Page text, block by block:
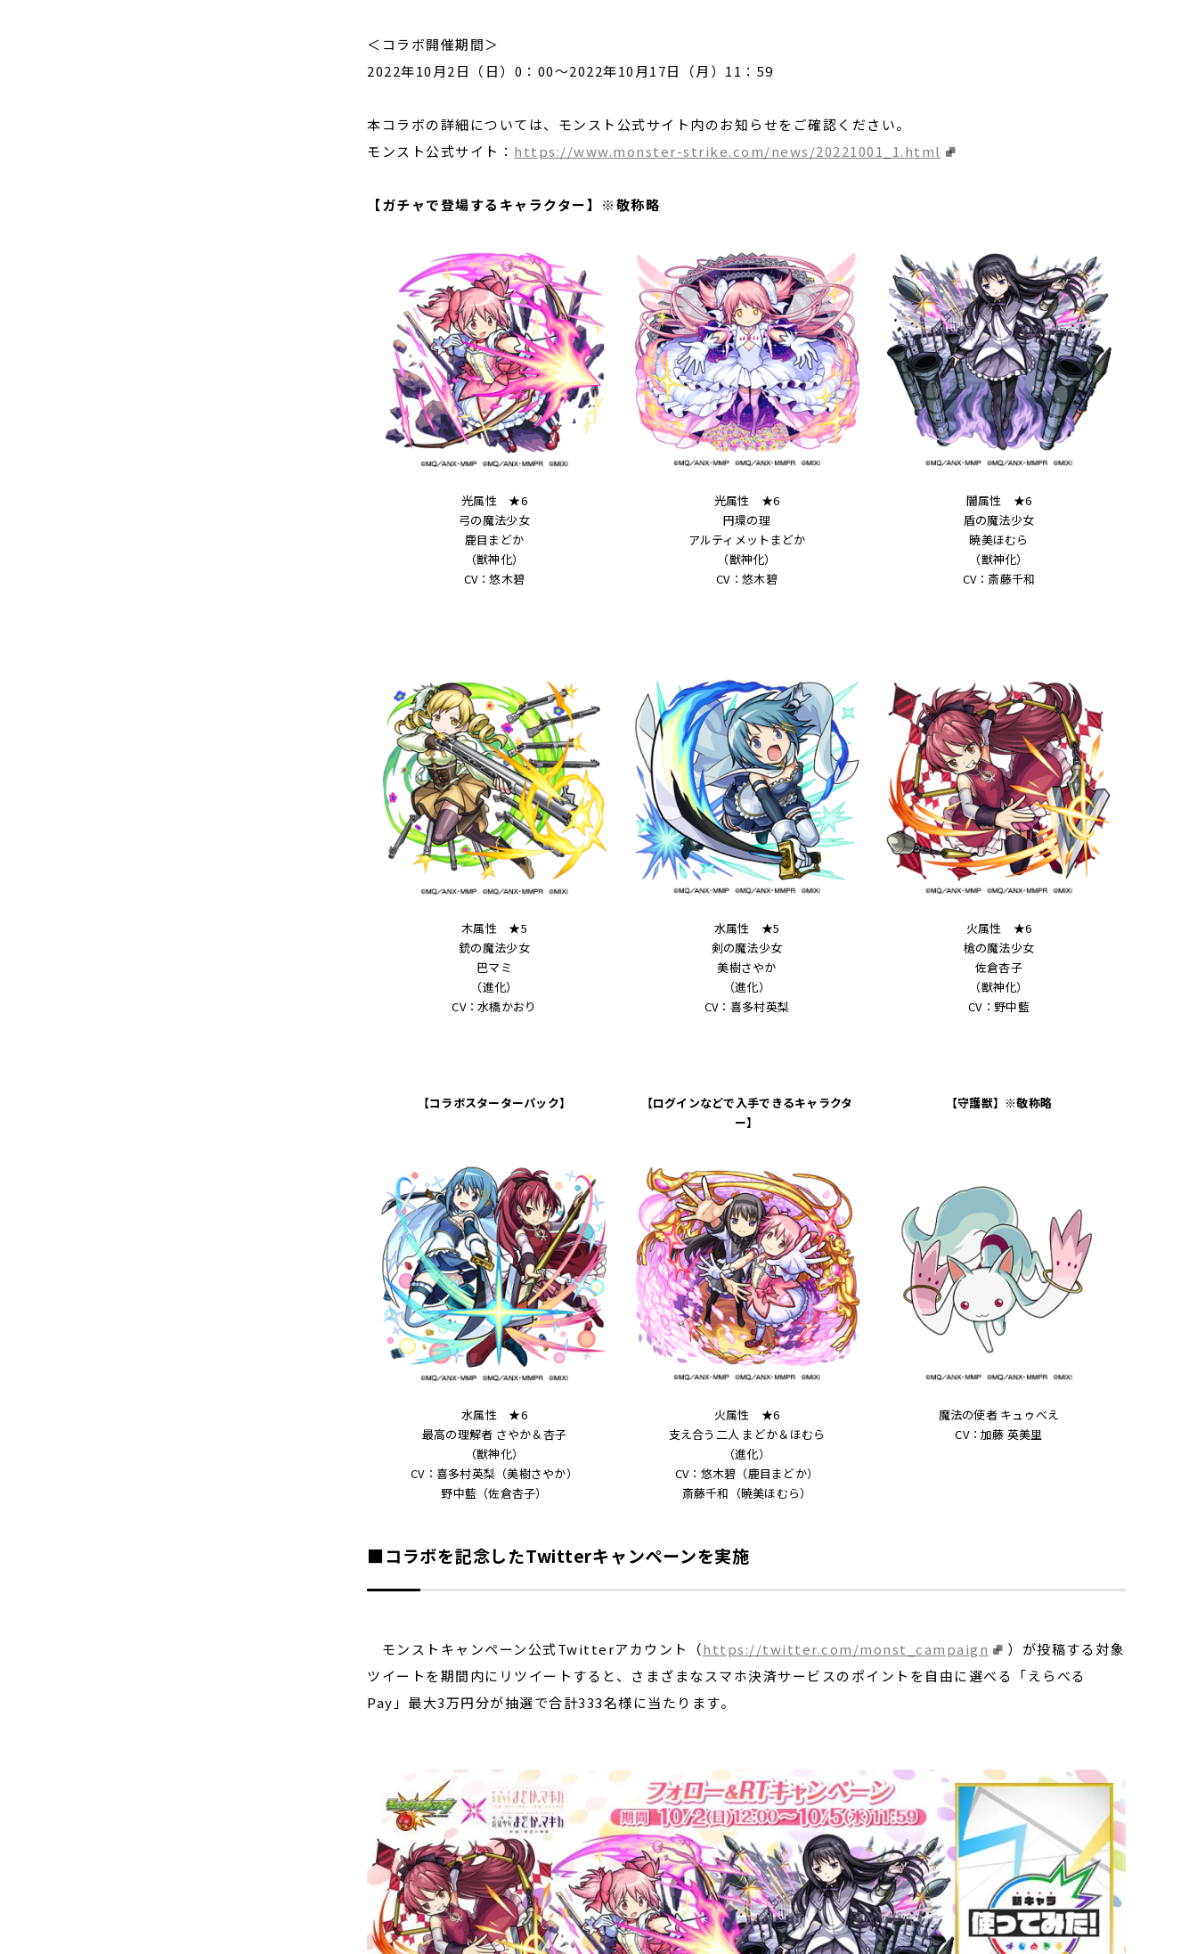
＜コラボ開催期間＞
2022年10月2日（日）0：00〜2022年10月17日（月）11：59
本コラボの詳細については、モンスト公式サイト内のお知らせをご確認ください。
モンスト公式サイト： https://www.monster-strike.com/news/20221001_1.html
【ガチャで登場するキャラクター】※敬称略
光属性 ★6
弓の魔法少女
鹿目まどか
（獣神化）
CV：悠木碧
光属性 ★6
円環の理
アルティメットまどか
（獣神化）
CV：悠木碧
闇属性 ★6
盾の魔法少女
暁美ほむら
（獣神化）
CV：斎藤千和
木属性 ★5
銃の魔法少女
巴マミ
（進化）
CV：水橋かおり
水属性 ★5
剣の魔法少女
美樹さやか
（進化）
CV：喜多村英梨
火属性 ★6
槍の魔法少女
佐倉杏子
（獣神化）
CV：野中藍
【コラボスターターパック】
【ログインなどで入手できるキャラクタ
ー】
【守護獣】※敬称略
水属性 ★6
最高の理解者 さやか＆杏子
（獣神化）
CV：喜多村英梨（美樹さやか）
野中藍（佐倉杏子）
火属性 ★6
支え合う二人 まどか＆ほむら
（進化）
CV：悠木碧（鹿目まどか）
斎藤千和（暁美ほむら）
魔法の使者 キュゥべえ
CV：加藤 英美里
■コラボを記念したTwitterキャンペーンを実施
モンストキャンペーン公式Twitterアカウント（https://twitter.com/monst_campaign
）が投稿する対象
ツイートを期間内にリツイートすると、さまざまなスマホ決済サービスのポイントを自由に選べる「えらべる
Pay」最大3万円分が抽選で合計333名様に当たります。